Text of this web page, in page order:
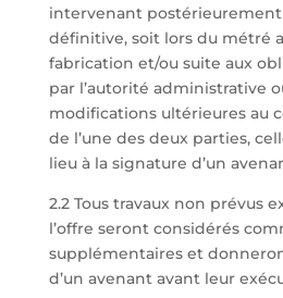
intervenant
définitive, soit lors du métré
fabrication et/ou suite aux
par l’autorité administrative
modifications ultérieures au
de l’une des deux parties,
lieu à la signature d’un
2.2 Tous travaux non prévus
l’offre seront considérés
supplémentaires et
d’un avenant avant leur